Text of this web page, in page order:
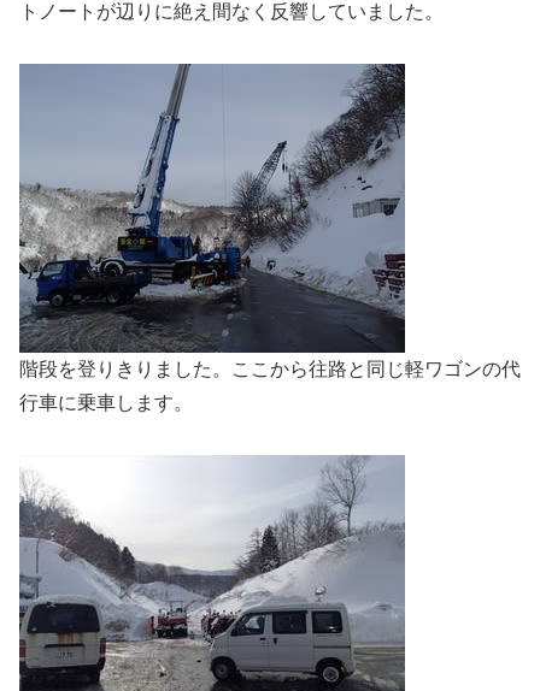
トノートが辺りに絶え間なく反響していました。
階段を登りきりました。ここから往路と同じ軽ワゴンの代
行車に乗車します。